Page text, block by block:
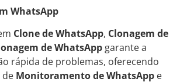
WhatsApp
Clone de WhatsApp, Clonagem de
de WhatsApp garante a
rápida de problemas, oferecendo
de Monitoramento de WhatsApp e